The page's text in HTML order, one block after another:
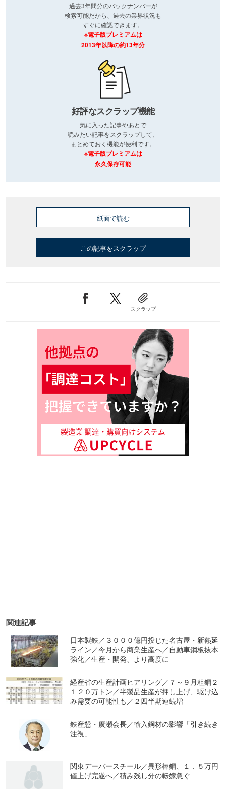
過去3年間分のバックナンバーが
検索可能だから、過去の業界状況も
すぐに確認できます。
※電子版プレミアムは
2013年以降の約13年分
好評なスクラップ機能
気に入った記事やあとで
読みたい記事をスクラップして、
まとめておく機能が便利です。
※電子版プレミアムは
永久保存可能
紙面で読む
この記事をスクラップ
スクラップ
関連記事
日本製鉄／３０００億円投じた名古屋・新熱延
ライン／今月から商業生産へ／自動車鋼板抜本
強化／生産・開発、より高度に
経産省の生産計画ヒアリング／７～９月粗鋼２
１２０万トン／半製品生産が押し上げ、駆け込
み需要の可能性も／２四半期連続増
鉄産懇・廣瀬会長／輸入鋼材の影響「引き続き
注視」
関東デーバースチール／異形棒鋼、１．５万円
値上げ完遂へ／積み残し分の転嫁急ぐ